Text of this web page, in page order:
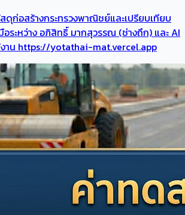
ดุก่อสร้างกระทรวงพาณิชย์และเปรียบเทียบ
อระหว่าง อภิสิทธิ์ มากสุวรรณ (ช่างถึก) และ AI
งาน https://yotathai-mat.vercel.app